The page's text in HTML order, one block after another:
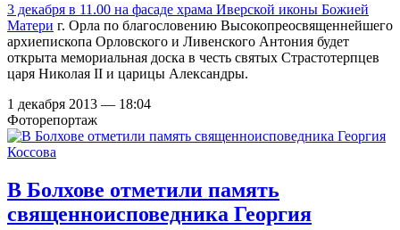
3 декабря в 11.00 на фасаде храма Иверской иконы Божией
Матери г. Орла по благословению Высокопреосвященнейшего
архиепископа Орловского и Ливенского Антония будет
открыта мемориальная доска в честь святых Страстотерпцев
царя Николая II и царицы Александры.
1 декабря 2013 — 18:04
Фоторепортаж
В Болхове отметили память
священноисповедника Георгия